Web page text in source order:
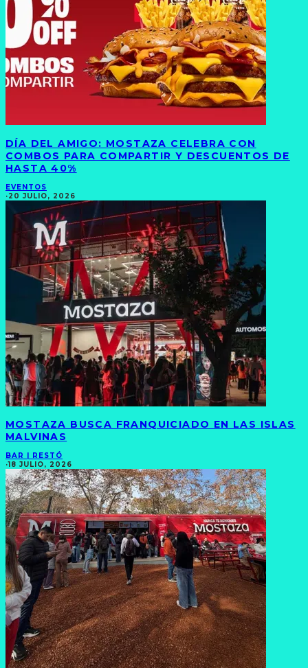
DÍA DEL AMIGO: MOSTAZA CELEBRA CON
COMBOS PARA COMPARTIR Y DESCUENTOS DE
HASTA 40%
EVENTOS
·20 JULIO, 2026
MOSTAZA BUSCA FRANQUICIADO EN LAS ISLAS
MALVINAS
BAR | RESTÓ
·18 JULIO, 2026